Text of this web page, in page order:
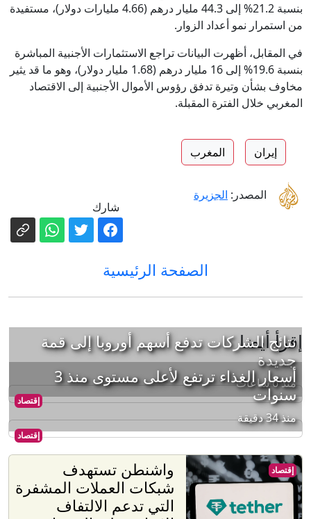
بنسبة 21.2% إلى 44.3 مليار درهم (4.66 مليارات دولار)، مستفيدة
من استمرار نمو أعداد الزوار.
في المقابل، أظهرت البيانات تراجع الاستثمارات الأجنبية المباشرة
بنسبة 19.6% إلى 16 مليار درهم (1.68 مليار دولار)، وهو ما قد يثير
مخاوف بشأن وتيرة تدفق رؤوس الأموال الأجنبية إلى الاقتصاد
المغربي خلال الفترة المقبلة.
إيران المغرب
المصدر: الجزيرة
شارك
الصفحة الرئيسية
إقرأ أيضا
إقتصاد
نتائج الشركات تدفع أسهم أوروبا إلى قمة
جديدة
منذ 6 ساعات
إقتصاد
أسعار الغذاء ترتفع لأعلى مستوى منذ 3
سنوات
منذ 34 دقيقة
واشنطن تستهدف
شبكات العملات المشفرة
التي تدعم الالتفاف
إقتصاد